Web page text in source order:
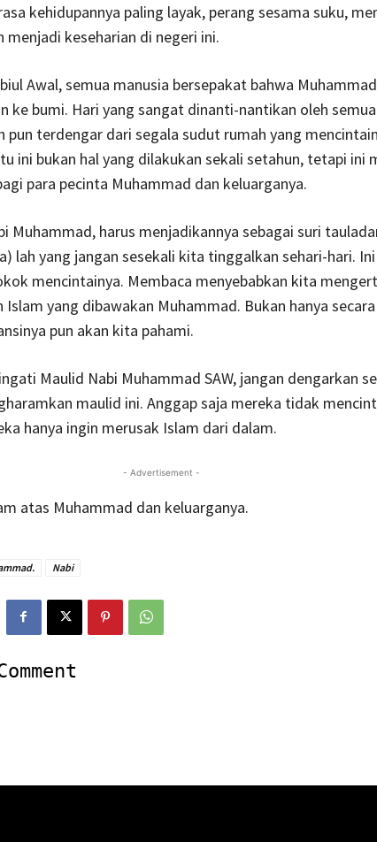
kehidupannya paling layak, perang sesama suku,
menjadi keseharian di negeri ini.
Awal, semua manusia bersepakat bahwa
ke bumi. Hari yang sangat dinanti-nantikan oleh
pun terdengar dari segala sudut rumah yang
ini bukan hal yang dilakukan sekali setahun, tetapi ini
para pecinta Muhammad dan keluarganya.
Muhammad, harus menjadikannya sebagai suri
lah yang jangan sesekali kita tinggalkan sehari-hari.
mencintainya. Membaca menyebabkan kita
Islam yang dibawakan Muhammad. Bukan hanya
pun akan kita pahami.
Maulid Nabi Muhammad SAW, jangan dengarkan
maulid ini. Anggap saja mereka tidak
hanya ingin merusak Islam dari dalam.
- Advertisement -
atas Muhammad dan keluarganya.
Nabi